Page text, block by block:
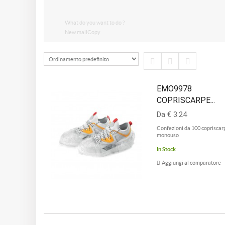
What do you want to do ?
New mailCopy
EMO9978
COPRISCARPE...
Da € 3.24
Confezioni da 100
monouso
In Stock
Aggiungi al comparatore